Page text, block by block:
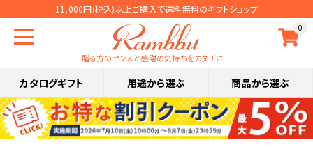
11,000円(税込)以上ご購入で送料無料のギフトショップ
0
贈る方のセンスと感謝の気持ちをカタチに…
カタログギフト 用途から選ぶ 商品から選ぶ